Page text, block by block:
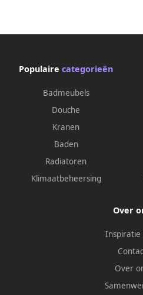
Populaire categorieën
Badmeubels
Douche
Kranen
Baden
Radiatoren
Klimaatbeheersing
Over
Inspiratie
Over